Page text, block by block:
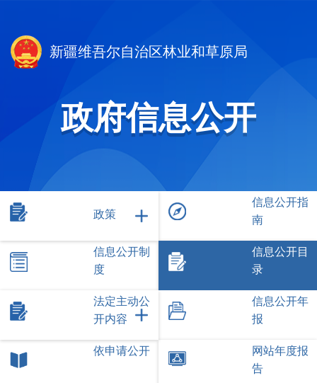
新疆维吾尔自治区林业和草原局
政府信息公开
政策
信息公开指
南
信息公开制
度
信息公开目
录
法定主动公
开内容
信息公开年
报
依申请公开
网站年度报
告